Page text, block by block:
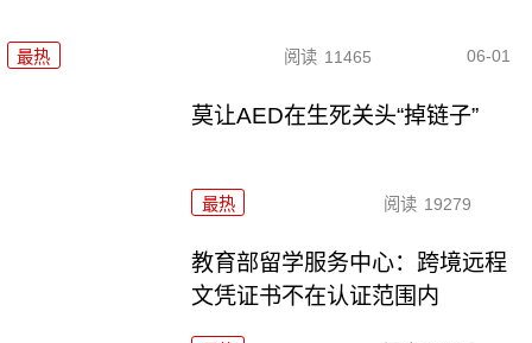
最热 阅读 11465 06-01
莫让AED在生死关头“掉链子”
最热 阅读 19279
教育部留学服务中心：跨境远程
文凭证书不在认证范围内